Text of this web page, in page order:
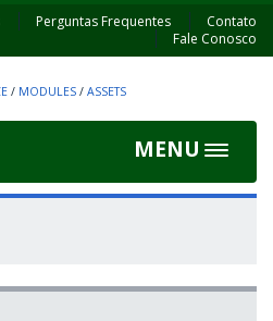
Perguntas Frequentes
Contato
Fale Conosco
/ MODULES / ASSETS
MENU
Toggle